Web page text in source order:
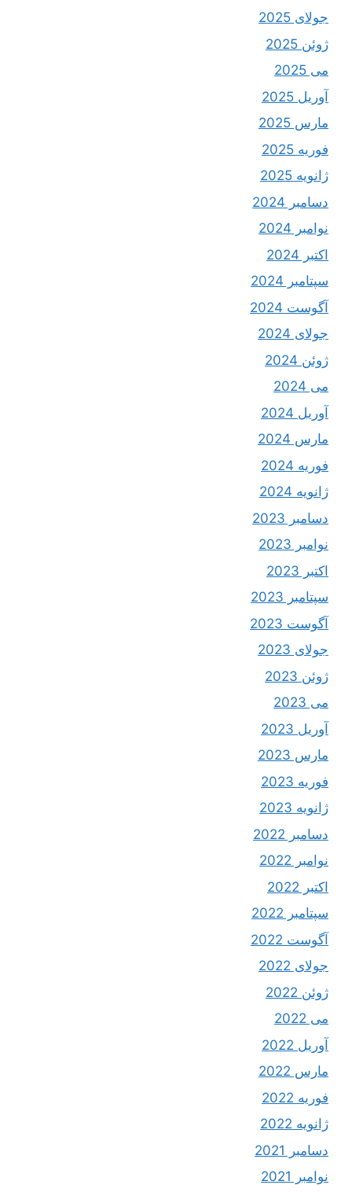
جولای 2025
ژوئن 2025
می 2025
آوریل 2025
مارس 2025
فوریه 2025
ژانویه 2025
دسامبر 2024
نوامبر 2024
اکتبر 2024
سپتامبر 2024
آگوست 2024
جولای 2024
ژوئن 2024
می 2024
آوریل 2024
مارس 2024
فوریه 2024
ژانویه 2024
دسامبر 2023
نوامبر 2023
اکتبر 2023
سپتامبر 2023
آگوست 2023
جولای 2023
ژوئن 2023
می 2023
آوریل 2023
مارس 2023
فوریه 2023
ژانویه 2023
دسامبر 2022
نوامبر 2022
اکتبر 2022
سپتامبر 2022
آگوست 2022
جولای 2022
ژوئن 2022
می 2022
آوریل 2022
مارس 2022
فوریه 2022
ژانویه 2022
دسامبر 2021
نوامبر 2021